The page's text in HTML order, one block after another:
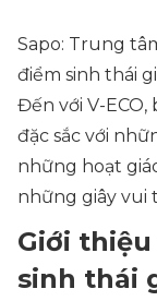
Sapo: Trung
điểm sinh thái
Đến với V-
đặc sắc với
những hoạt
những giây vui
Giới
sinh thái